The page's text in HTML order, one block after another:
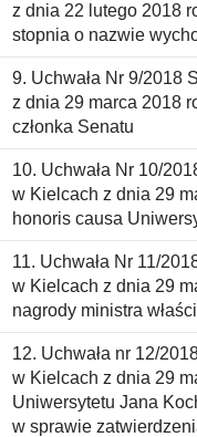
z dnia 22 lutego 2018
stopnia o nazwie
9. Uchwała Nr 9/2018
z dnia 29 marca 2018
członka Senatu
10. Uchwała Nr 10/
w Kielcach z dnia 29
honoris causa
11. Uchwała Nr 11/
w Kielcach z dnia 29
nagrody ministra
12. Uchwała nr 12/
w Kielcach z dnia 29
Uniwersytetu Jana
w sprawie